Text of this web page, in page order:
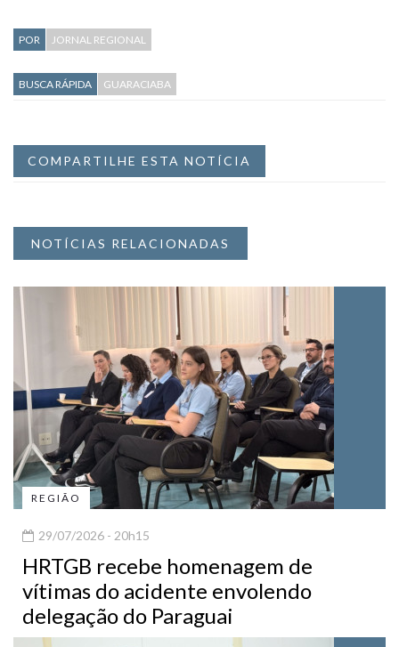
POR JORNAL REGIONAL
BUSCA RÁPIDA GUARACIABA
COMPARTILHE ESTA NOTÍCIA
NOTÍCIAS RELACIONADAS
REGIÃO
29/07/2026 - 20h15
HRTGB recebe homenagem de
vítimas do acidente envolendo
delegação do Paraguai